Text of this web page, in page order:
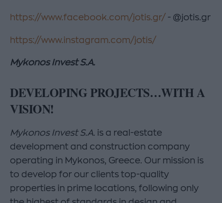
https://www.facebook.com/jotis.gr/ - @jotis.gr
https://www.instagram.com/jotis/
Mykonos Invest S.A.
DEVELOPING PROJECTS…WITH A
VISION!
Mykonos Invest S.A. is a real-estate
development and construction company
operating in Mykonos, Greece. Our mission is
to develop for our clients top-quality
properties in prime locations, following only